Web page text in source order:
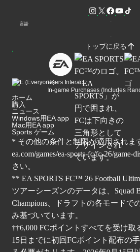
言語
トップに戻る
Users Interact
In-game Purchases (Includes
ホーム
購入
ニュース
Windows用EA app
Mac用EA app
Sports ゲーム
* その他の条件と制限が適用されま
ea.com/games/ea-sports-fc/fc-26/game-
さい。
** EA SPORTS FC™ 26 Football
ツアーシーズンのデータは、Squad
Champions、ドラフトの各モードで
み基づいています。
††6,000 FCポイントすべてを受け取
15日までに初回FCポイント配布の